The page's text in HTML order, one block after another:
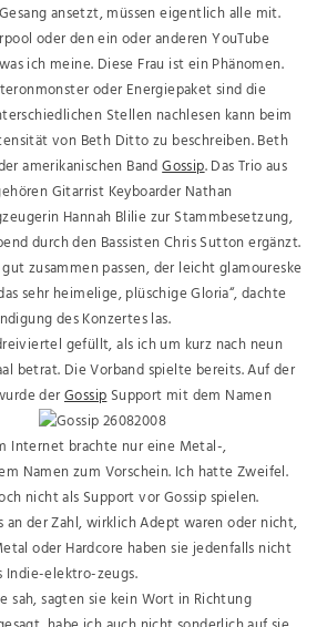
ansetzt, müssen eigentlich alle mit.
oder den ein oder anderen YouTube
ich meine. Diese Frau ist ein Phänomen.
oder Energiepaket sind die
Stellen nachlesen kann beim
von Beth Ditto zu beschreiben. Beth
amerikanischen BandGossip. Das Trio aus
Gitarrist Keyboarder Nathan
Hannah Blilie zur Stammbesetzung,
durch den Bassisten Chris Sutton ergänzt.
zusammen passen, der leicht glamoureske
sehr heimelige, plüschige Gloria“, dachte
des Konzertes las.
gefüllt, als ich um kurz nach neun
betrat. Die Vorband spielte bereits. Auf der
derGossipSupport mit dem Namen
Internet brachte nur eine Metal-,
Namen zum Vorschein. Ich hatte Zweifel.
nicht als Support vor Gossip spielen.
an der Zahl, wirklich Adept waren oder nicht,
oder Hardcore haben sie jedenfalls nicht
Indie-elektro-zeugs.
sah, sagten sie kein Wort in Richtung